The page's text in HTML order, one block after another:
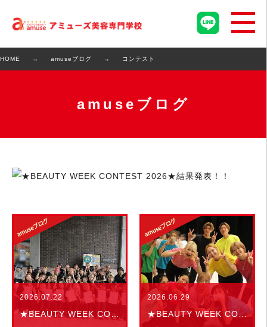
HOME amuseブログ コンテスト
amuseブログ
2026.07.22
★BEAUTY WEEK CONTEST 2026★結果発表！！
2026.06.29
★BEAUTY WEEK CONTEST 2026★